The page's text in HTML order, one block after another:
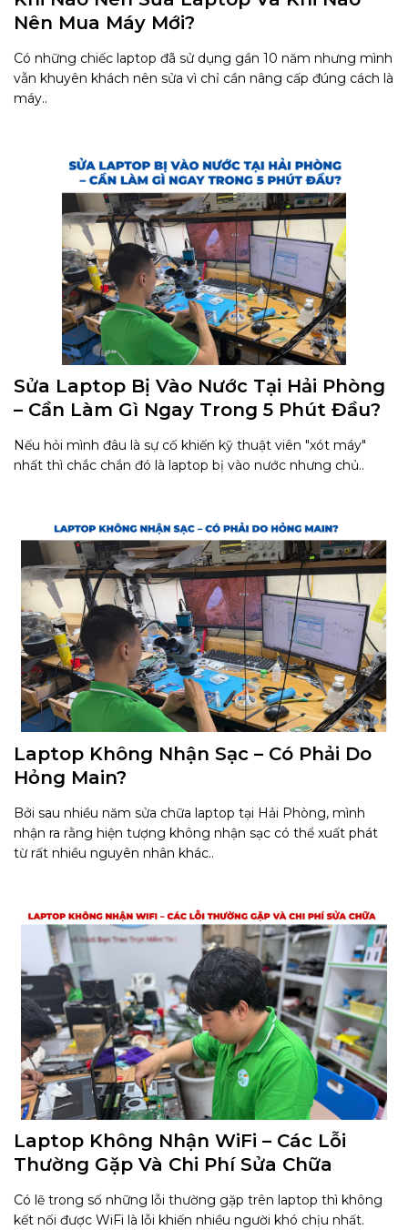
Nên Mua Máy Mới?
Có những chiếc laptop đã sử dụng gần 10 năm nhưng mình
vẫn khuyên khách nên sửa vì chỉ cần nâng cấp đúng cách là
máy..
Sửa Laptop Bị Vào Nước Tại Hải Phòng
– Cần Làm Gì Ngay Trong 5 Phút Đầu?
Nếu hỏi mình đâu là sự cố khiến kỹ thuật viên "xót máy"
nhất thì chắc chắn đó là laptop bị vào nước nhưng chủ..
Laptop Không Nhận Sạc – Có Phải Do
Hỏng Main?
Bởi sau nhiều năm sửa chữa laptop tại Hải Phòng, mình
nhận ra rằng hiện tượng không nhận sạc có thể xuất phát
từ rất nhiều nguyên nhân khác..
Laptop Không Nhận WiFi – Các Lỗi
Thường Gặp Và Chi Phí Sửa Chữa
Có lẽ trong số những lỗi thường gặp trên laptop thì không
kết nối được WiFi là lỗi khiến nhiều người khó chịu nhất.